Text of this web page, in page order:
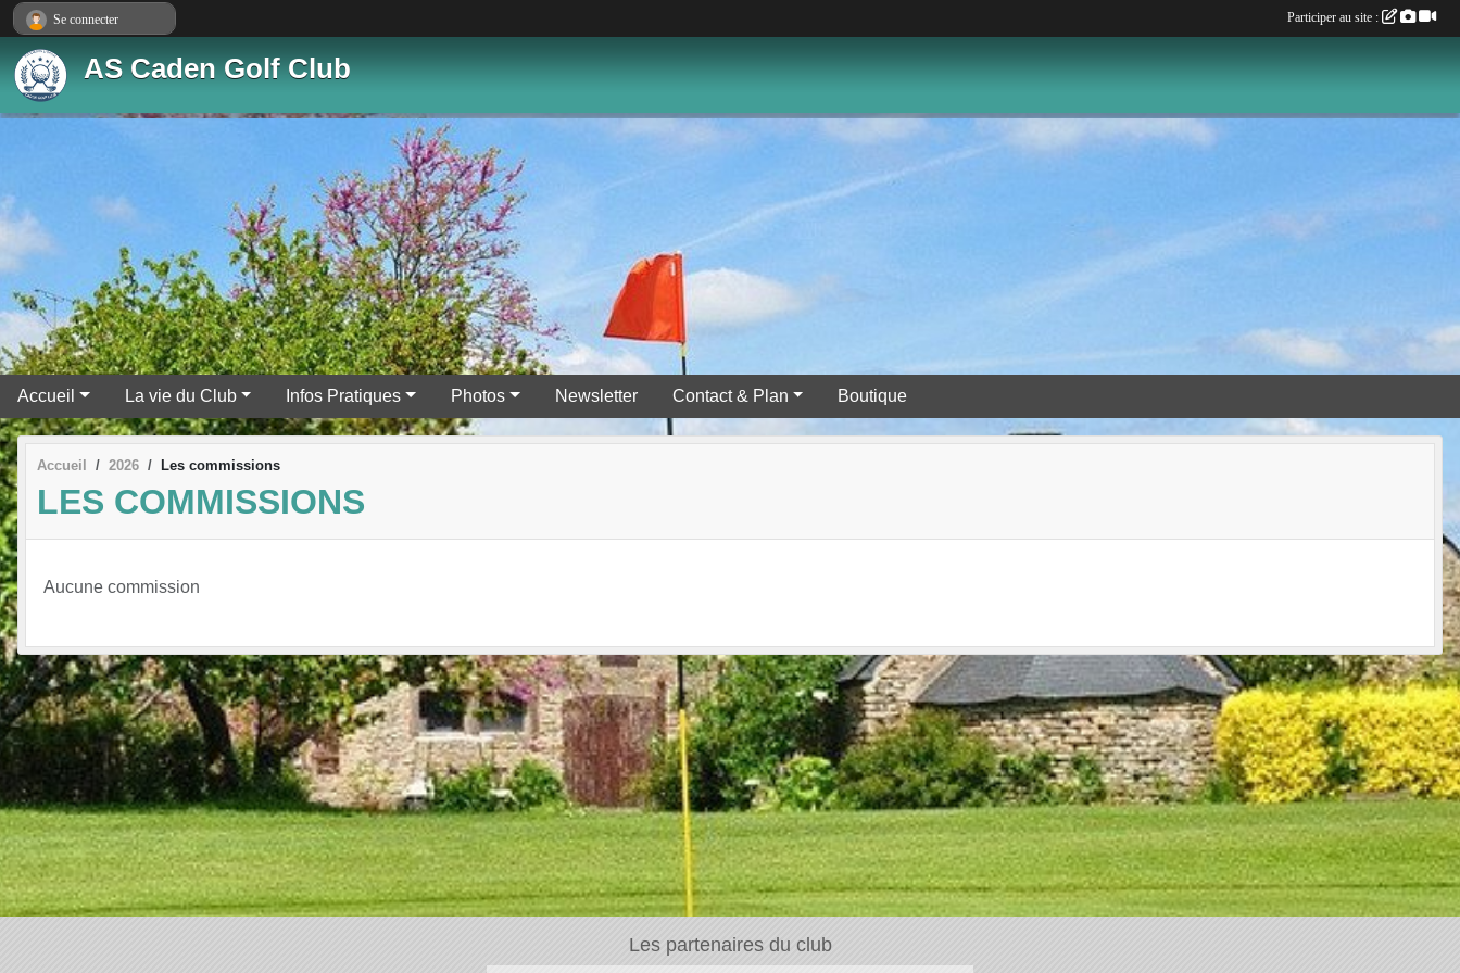
AS Caden Golf Club
Accueil La vie du Club Infos Pratiques Photos Newsletter Contact & Plan Boutique
Accueil 2026 Les commissions
LES COMMISSIONS
Aucune commission
Les partenaires du club
Se connecter Participer au site :
Panneau de gestion des cookies